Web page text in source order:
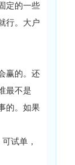
定的一些
行。大户
赢的。还
最不是
的。如果
试单，